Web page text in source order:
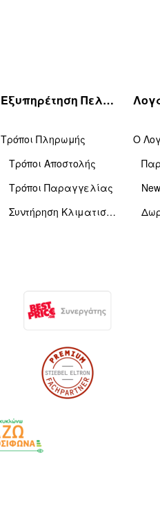
Εξυπηρέτηση Πελατών
Τρόποι Πληρωμής
Τρόποι Αποστολής
Τρόποι Παραγγελίας
Συντήρηση Κλιματιστικών
Ο